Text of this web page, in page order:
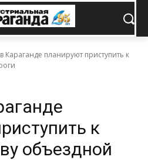
Караганде планируют приступить к
к
объездной